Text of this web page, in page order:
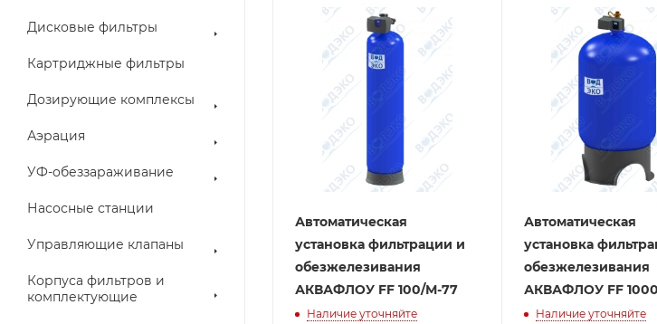
Дисковые фильтры
Картриджные фильтры
Дозирующие комплексы
Аэрация
УФ-обеззараживание
Насосные станции
Управляющие клапаны
Корпуса фильтров и
комплектующие
Автоматическая
установка фильтрации и
обезжелезивания
АКВАФЛОУ FF 100/М-77
Наличие уточняйте
Автоматическая
установка
обезжелезивания
АКВАФЛОУ FF
Наличие уточняйте